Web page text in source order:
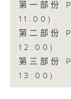
第一部份
11:00)
第二部份
12:00)
第三部份
13:00)